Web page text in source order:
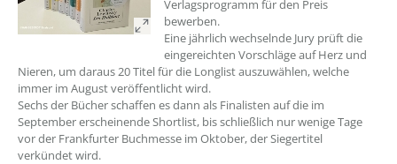
Verlagsprogramm für den Preis
bewerben.
Eine jährlich wechselnde Jury prüft die
eingereichten Vorschläge auf Herz und
Nieren, um daraus 20 Titel für die Longlist auszuwählen, welche
immer im August veröffentlicht wird.
Sechs der Bücher schaffen es dann als Finalisten auf die im
September erscheinende Shortlist, bis schließlich nur wenige Tage
vor der Frankfurter Buchmesse im Oktober, der Siegertitel
verkündet wird.